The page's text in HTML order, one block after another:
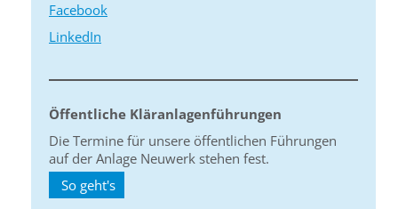
Facebook
LinkedIn
Öffentliche Kläranlagenführungen
Die Termine für unsere öffentlichen Führungen
auf der Anlage Neuwerk stehen fest.
So geht's